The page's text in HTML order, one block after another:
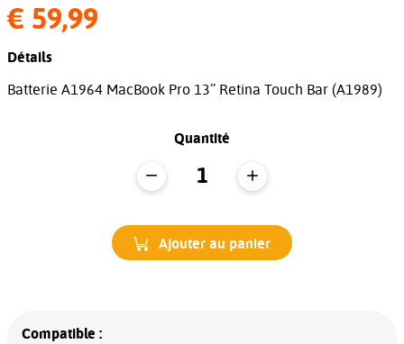
€ 59,99
Détails
Batterie A1964 MacBook Pro 13’’ Retina Touch Bar (A1989)
Quantité
Ajouter au panier
Compatible :